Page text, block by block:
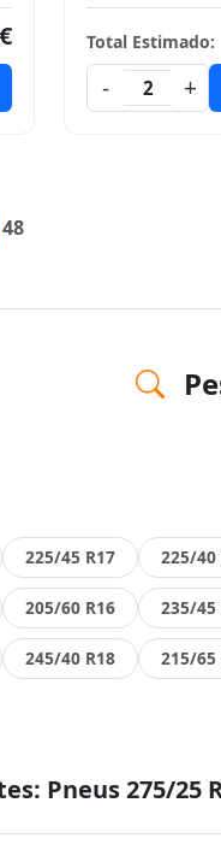
Total Estimado:
-
2 +
48
225/45 R17 225/40
205/60 R16 235/45
245/40 R18 215/65
Pneus 275/25